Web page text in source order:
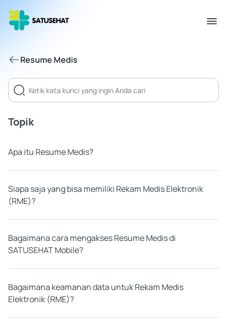
Resume Medis
Topik
Apa itu Resume Medis?
Siapa saja yang bisa memiliki Rekam Medis Elektronik
(RME)?
Bagaimana cara mengakses Resume Medis di
SATUSEHAT Mobile?
Bagaimana keamanan data untuk Rekam Medis
Elektronik (RME)?